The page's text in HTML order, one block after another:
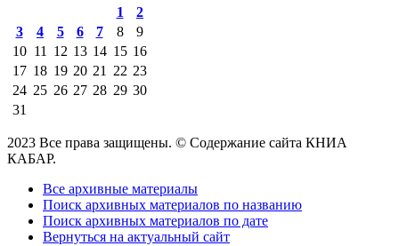
1
2
3
4 5 6 7 8
9
10 11 12 13 14 15 16
17 18 19 20 21 22 23
24 25 26 27 28 29 30
31
2023 Все права защищены. © Содержание сайта КНИА
КАБАР.
Все архивные материалы
Поиск архивных материалов по названию
Поиск архивных материалов по дате
Вернуться на актуальный сайт